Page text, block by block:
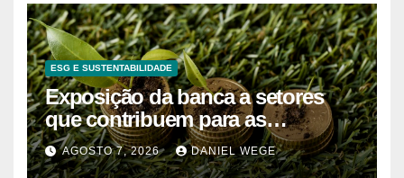
ESG E SUSTENTABILIDADE
Exposição da banca a setores
que contribuem para as
alterações climáticas mantém-se
nos 62%
AGOSTO 7, 2026 DANIEL WEGE